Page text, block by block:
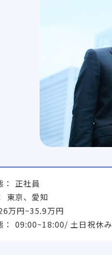
： 正社員
東京、愛知
万円~35.9万円
： 09:00~18:00/ 土日祝休み